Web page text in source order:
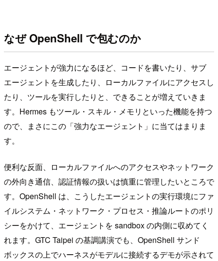
なぜ OpenShell で包むのか
エージェントが強力になるほど、コードを書いたり、サブ
エージェントを生成したり、ローカルファイルにアクセスし
たり、ツールを実行したりと、できることが増えていきま
す。Hermes もツール・スキル・メモリといった機能を持つ
ので、まさにこの「強力なエージェント」に当てはまりま
す。
便利な反面、ローカルファイルへのアクセスやネットワーク
の外向き通信、認証情報の扱いは慎重に管理したいところで
す。OpenShell は、こうしたエージェントの実行環境にファ
イルシステム・ネットワーク・プロセス・推論ルートのポリ
シーをかけて、エージェントを sandbox の内側に収めてく
れます。GTC Taipei の基調講演でも、OpenShell サンド
ボックスの上でハーネスがモデルに接続するデモが示されて